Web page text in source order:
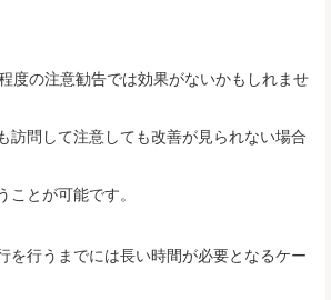
度の注意勧告では効果がないかもしれませ
訪問して注意しても改善が見られない場合
とが可能です。
を行うまでには長い時間が必要となるケー